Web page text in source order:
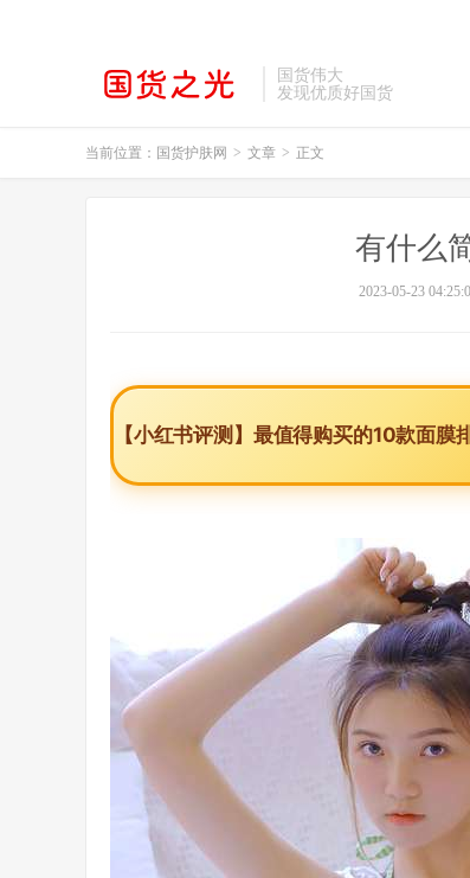
国货伟大
发现优质好国货
当前位置： 国货护肤网 > 文章 > 正文
有什么
2023-05-23
【小红书评测】最值得购买的10款面膜